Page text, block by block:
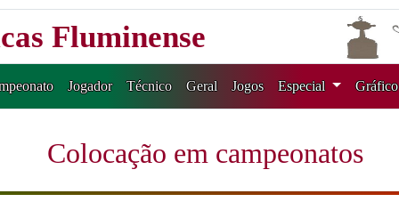
Fluminense
Jogador Técnico Geral Jogos Especial Gráfico
Colocação em campeonatos